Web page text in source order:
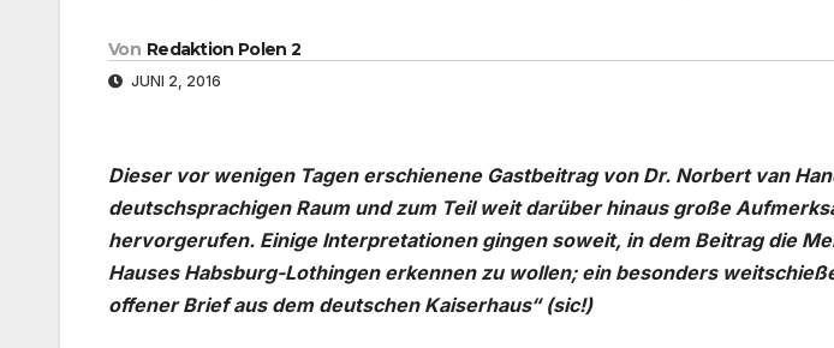
Von Redaktion Polen 2
JUNI 2, 2016
Dieser vor wenigen Tagen erschienene Gastbeitrag von Dr. Norbert van
deutschsprachigen Raum und zum Teil weit darüber hinaus große
hervorgerufen. Einige Interpretationen gingen soweit, in dem Beitrag die
Hauses Habsburg-Lothingen erkennen zu wollen; ein besonders
offener Brief aus dem deutschen Kaiserhaus“ (sic!)